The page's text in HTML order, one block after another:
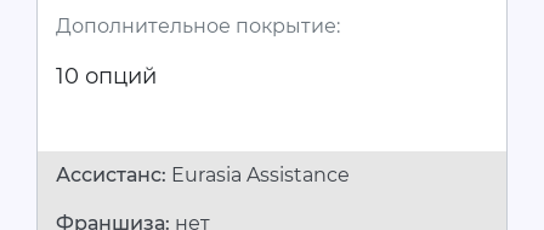
Дополнительное покрытие:
10 опций
Ассистанc: Eurasia Assistance
Франшиза: нет